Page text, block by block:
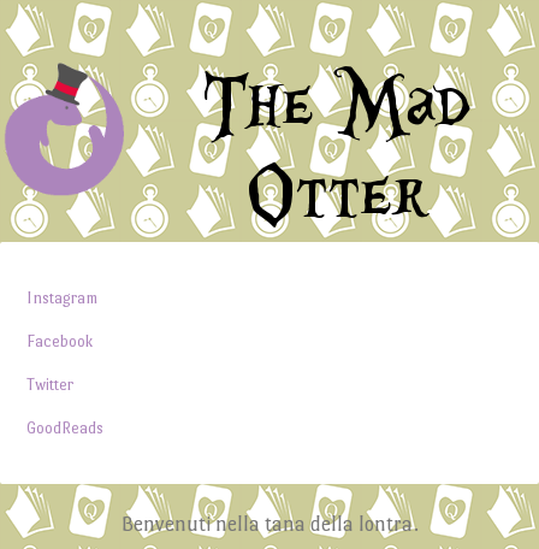
The Mad
Otter
Instagram
Facebook
Twitter
GoodReads
Benvenuti nella tana della lontra.